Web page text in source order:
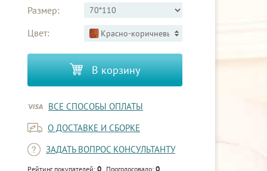
Размер:
Цвет:
Красно-коричневый 2
В корзину
ВСЕ СПОСОБЫ ОПЛАТЫ
О ДОСТАВКЕ И СБОРКЕ
ЗАДАТЬ ВОПРОС КОНСУЛЬТАНТУ
Рейтинг покупателей: . Проголосовало: